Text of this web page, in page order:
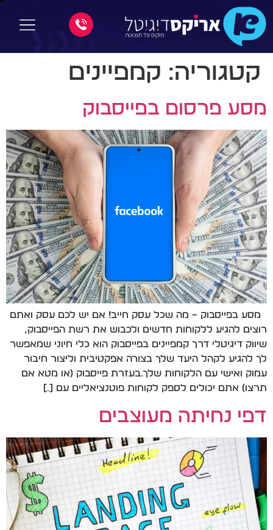
קטגוריה: קמפיינים
מסע פרסום בפייסבוק
מסע בפייסבוק – מה שכל עסק חייב! אם יש לכם עסק ואתם
רוצים להגיע ללקוחות חדשים ולכבוש את רשת הפייסבוק,
שיווק דיגיטלי דרך קמפיינים בפייסבוק הוא כלי חיוני שמאפשר
לך להגיע לקהל היעד שלך בצורה אפקטיבית וליצור חיבור
עמוק ואישי עם הלקוחות שלך.בעזרת פייסבוק (או מטא אם
תרצו) אתם יכולים לספק לקוחות פוטנציאליים עם […]
דפי נחיתה מעוצבים